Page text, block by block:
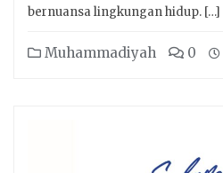
bernuansa lingkungan hidup. […]
Muhammadiyah 0